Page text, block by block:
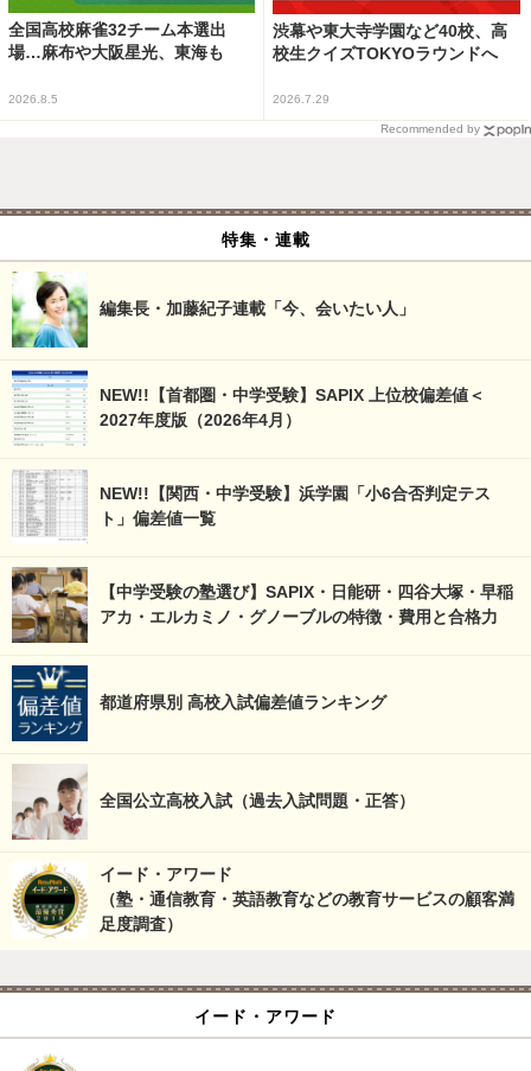
全国高校麻雀32チーム本選出
場…麻布や大阪星光、東海も
2026.8.5
渋幕や東大寺学園など40校、高
校生クイズTOKYOラウンドへ
2026.7.29
Recommended by
特集・連載
編集長・加藤紀子連載「今、会いたい人」
NEW!!【首都圏・中学受験】SAPIX 上位校偏差値＜
2027年度版（2026年4月）
NEW!!【関西・中学受験】浜学園「小6合否判定テス
ト」偏差値一覧
【中学受験の塾選び】SAPIX・日能研・四谷大塚・早稲
アカ・エルカミノ・グノーブルの特徴・費用と合格力
都道府県別 高校入試偏差値ランキング
全国公立高校入試（過去入試問題・正答）
イード・アワード
（塾・通信教育・英語教育などの教育サービスの顧客満
足度調査）
イード・アワード